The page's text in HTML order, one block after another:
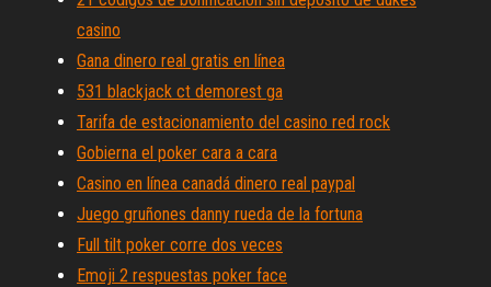
casino
Gana dinero real gratis en línea
531 blackjack ct demorest ga
Tarifa de estacionamiento del casino red rock
Gobierna el poker cara a cara
Casino en línea canadá dinero real paypal
Juego gruñones danny rueda de la fortuna
Full tilt poker corre dos veces
Emoji 2 respuestas poker face